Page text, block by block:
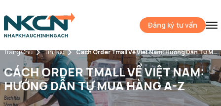
Đăng ký tư vấn
Trang Chủ Tin Tức Cách Order Tmall Về Việt Nam: Hướng Dẫn Tự Mua Hàng A-Z
CÁCH ORDER TMALL VỀ VIỆT NAM:
HƯỚNG DẪN TỰ MUA HÀNG A-Z